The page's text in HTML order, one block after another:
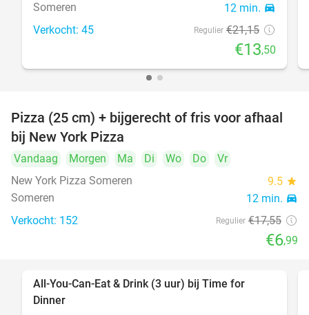
Someren 12 min. directions_car
Verkocht: 45 Regulier €21,15
€13,50
60%
Pizza (25 cm) + bijgerecht of fris voor afhaal
bij New York Pizza
Vandaag Morgen Ma Di Wo Do
Vr
New York Pizza Someren
9.5 star
Someren 12 min. directions_car
Verkocht: 152 Regulier €17,55
€6,99
All-You-Can-Eat & Drink (3 uur) bij Time for
Dinner